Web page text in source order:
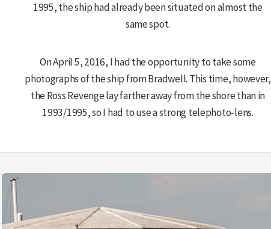
1995, the ship had already been situated on almost the
same spot.
On April 5, 2016, I had the opportunity to take some
photographs of the ship from Bradwell. This time, however,
the Ross Revenge lay farther away from the shore than in
1993/1995, so I had to use a strong telephoto-lens.